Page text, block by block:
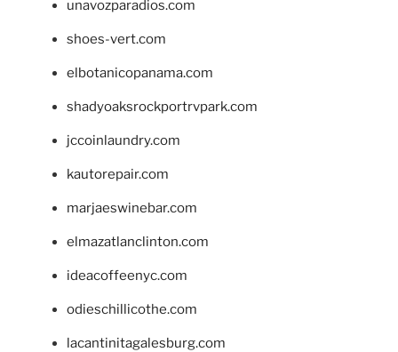
unavozparadios.com
shoes-vert.com
elbotanicopanama.com
shadyoaksrockportrvpark.com
jccoinlaundry.com
kautorepair.com
marjaeswinebar.com
elmazatlanclinton.com
ideacoffeenyc.com
odieschillicothe.com
lacantinitagalesburg.com